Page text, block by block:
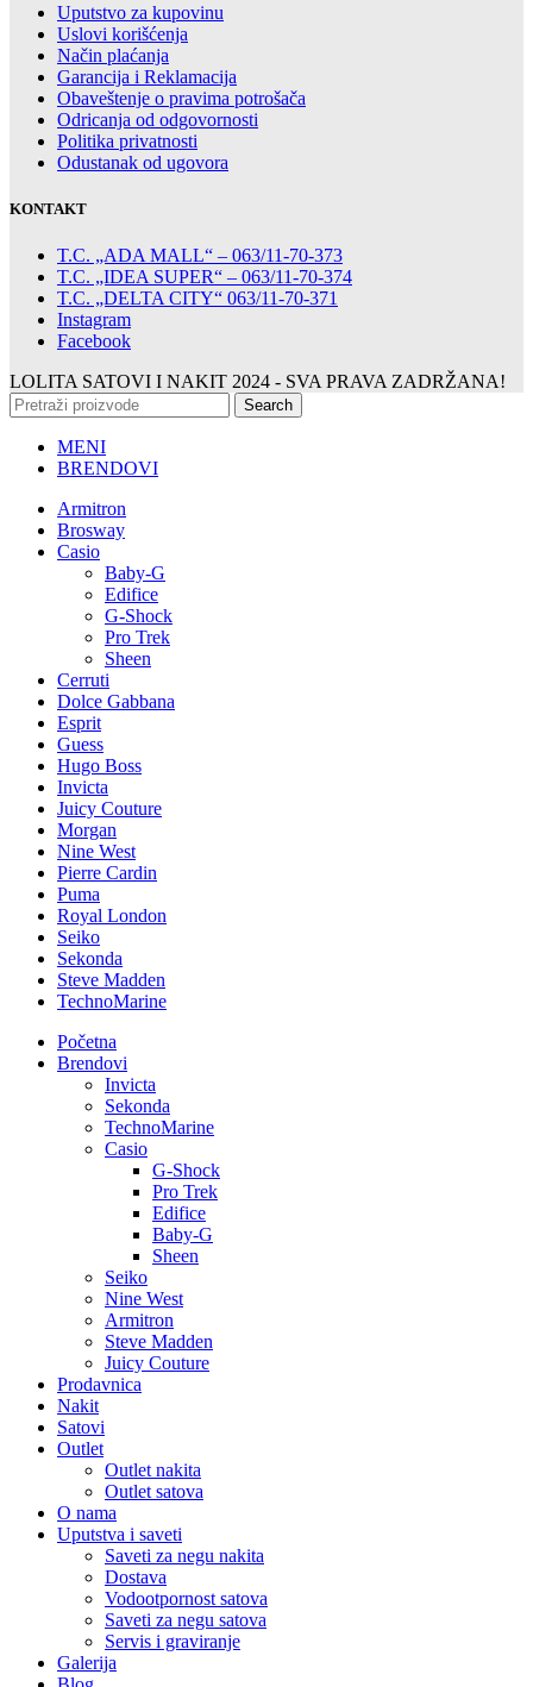
Uputstvo za kupovinu
Uslovi korišćenja
Način plaćanja
Garancija i Reklamacija
Obaveštenje o pravima potrošača
Odricanja od odgovornosti
Politika privatnosti
Odustanak od ugovora
KONTAKT
T.C. „ADA MALL“ – 063/11-70-373
T.C. „IDEA SUPER“ – 063/11-70-374
T.C. „DELTA CITY“ 063/11-70-371
Instagram
Facebook
LOLITA SATOVI I NAKIT 2024 - SVA PRAVA ZADRŽANA!
Search
MENI
BRENDOVI
Armitron
Brosway
Casio
Baby-G
Edifice
G-Shock
Pro Trek
Sheen
Cerruti
Dolce Gabbana
Esprit
Guess
Hugo Boss
Invicta
Juicy Couture
Morgan
Nine West
Pierre Cardin
Puma
Royal London
Seiko
Sekonda
Steve Madden
TechnoMarine
Početna
Brendovi
Invicta
Sekonda
TechnoMarine
Casio
G-Shock
Pro Trek
Edifice
Baby-G
Sheen
Seiko
Nine West
Armitron
Steve Madden
Juicy Couture
Prodavnica
Nakit
Satovi
Outlet
Outlet nakita
Outlet satova
O nama
Uputstva i saveti
Saveti za negu nakita
Dostava
Vodootpornost satova
Saveti za negu satova
Servis i graviranje
Galerija